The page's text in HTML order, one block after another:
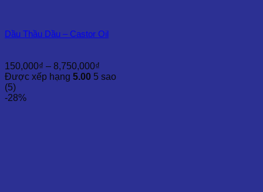
Dầu Thầu Dầu – Castor Oil
150,000₫ – 8,750,000₫
giá:
Được xếp hạng 5.00 5 sao
(5)
-28%